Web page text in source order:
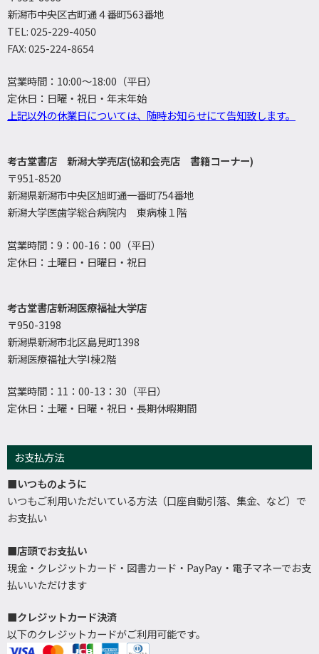
新潟市中央区古町通４番町563番地
TEL: 025-229-4050
FAX: 025-224-8654
営業時間：10:00～18:00（平日）
定休日：日曜・祝日・年末年始
上記以外の休業日については、随時お知らせにて告知致します。
考古堂書店 新潟大学売店(協和会売店 書籍コーナー)
〒951-8520
新潟県新潟市中央区旭町通一番町754番地
新潟大学医歯学総合病院内 東病棟１階
営業時間：9：00-16：00（平日）
定休日：土曜日・日曜日・祝日
考古堂書店新潟医療福祉大学店
〒950-3198
新潟県新潟市北区島見町1398
新潟医療福祉大学I棟2階
営業時間：11：00-13：30（平日）
定休日：土曜・日曜・祝日・長期休暇期間
お支払方法
■いつものように
いつもご利用いただいている方法（口座自動引落、集金、など）で
お支払い
■店頭でお支払い
現金・クレジットカード・図書カード・PayPay・電子マネーでお支
払いいただけます
■クレジットカード決済
以下のクレジットカードがご利用可能です。